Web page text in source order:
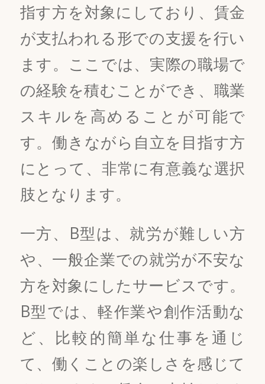
指す方を対象にしており、賃金
が支払われる形での支援を行い
ます。ここでは、実際の職場で
の経験を積むことができ、職業
スキルを高めることが可能で
す。働きながら自立を目指す方
にとって、非常に有意義な選択
肢となります。
一方、B型は、就労が難しい方
や、一般企業での就労が不安な
方を対象にしたサービスです。
B型では、軽作業や創作活動な
ど、比較的簡単な仕事を通じ
て、働くことの楽しさを感じて